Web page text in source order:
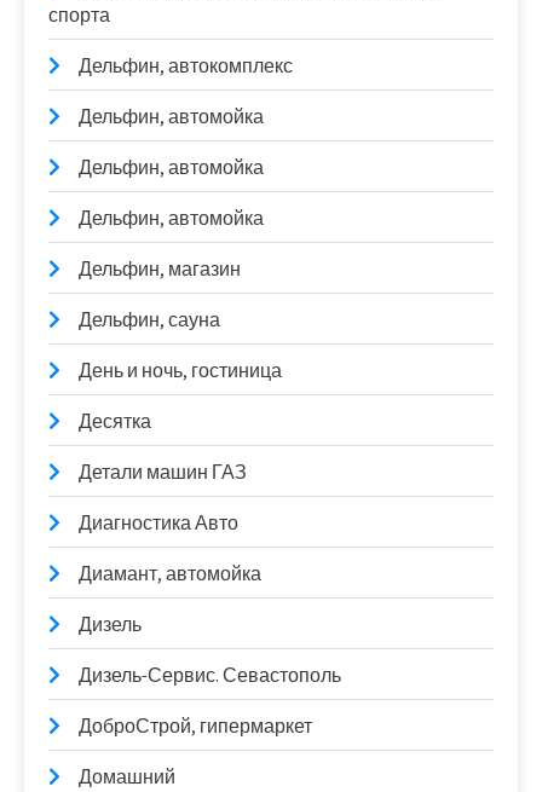
спорта
Дельфин, автокомплекс
Дельфин, автомойка
Дельфин, автомойка
Дельфин, автомойка
Дельфин, магазин
Дельфин, сауна
День и ночь, гостиница
Десятка
Детали машин ГАЗ
Диагностика Авто
Диамант, автомойка
Дизель
Дизель-Сервис. Севастополь
ДоброСтрой, гипермаркет
Домашний